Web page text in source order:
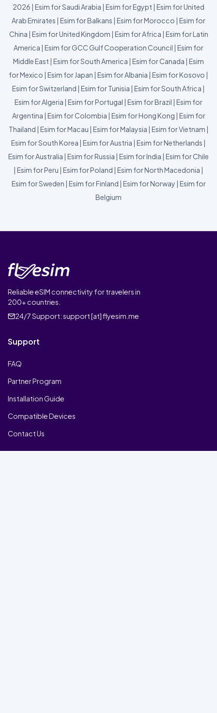
2026 | Esim for Saudi Arabia | Esim for Egypt | Esim for United
Arab Emirates | Esim for Balkans | Esim for Morocco | Esim for
China | Esim for United Kingdom | Esim for Africa | Esim for Latin
America | Esim for GCC Gulf Cooperation Council | Esim for
Middle East | Esim for South America | Esim for Canada | Esim
for Mexico | Esim for Japan | Esim for Albania | Esim for Kosovo |
Esim for Switzerland | Esim for Tunisia | Esim for South Africa |
Esim for Algeria | Esim for Portugal | Esim for Brazil | Esim for
Argentina | Esim for Colombia | Esim for Hong Kong | Esim for
Thailand | Esim for Macau | Esim for Malaysia | Esim for Vietnam |
Esim for South Korea | Esim for Austria | Esim for Netherlands |
Esim for Australia | Esim for Russia | Esim for India | Esim for Chile
| Esim for Peru | Esim for Poland | Esim for North Macedonia |
Esim for Sweden | Esim for Finland | Esim for Norway | Esim for
Belgium
Reliable eSIM connectivity for travelers in
200+ countries.
24/7 Support:support [at] flyesim.me
Support
FAQ
Partner Program
Installation Guide
Compatible Devices
Contact Us